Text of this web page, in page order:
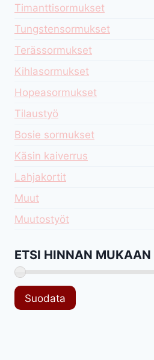
Timanttisormukset
Tungstensormukset
Terässormukset
Kihlasormukset
Hopeasormukset
Tilaustyö
Bosie sormukset
Käsin kaiverrus
Lahjakortit
Muut
Muutostyöt
ETSI HINNAN MUKAAN
Suodata